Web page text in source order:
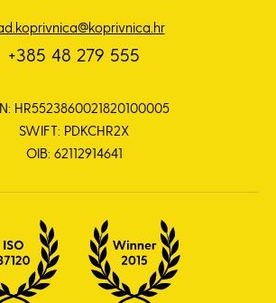
+385 48 279 555
HR5523860021820100005
SWIFT: PDKCHR2X
OIB: 62112914641